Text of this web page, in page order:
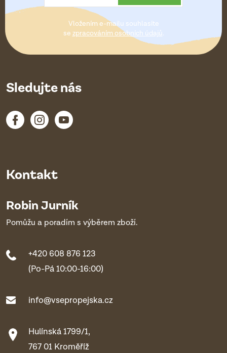
t
Vložením e-mailu souhlasíte
se zpracováním osobních údajů.
Kontakt
Robin Jurník
Pomůžu a poradím s výběrem zboží.
+420 608 876 123
(Po-Pá 10:00-16:00)
info@vsepropejska.cz
Hulínská 1799/1,
767 01 Kroměříž
Sledujte nás